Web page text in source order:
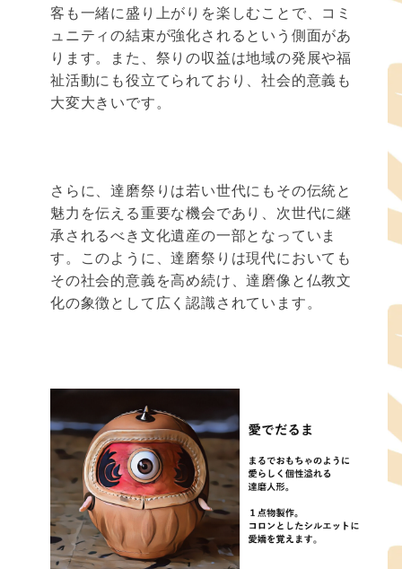
客も一緒に盛り上がりを楽しむことで、コミ
ュニティの結束が強化されるという側面があ
ります。また、祭りの収益は地域の発展や福
祉活動にも役立てられており、社会的意義も
大変大きいです。
さらに、達磨祭りは若い世代にもその伝統と
魅力を伝える重要な機会であり、次世代に継
承されるべき文化遺産の一部となっていま
す。このように、達磨祭りは現代においても
その社会的意義を高め続け、達磨像と仏教文
化の象徴として広く認識されています。